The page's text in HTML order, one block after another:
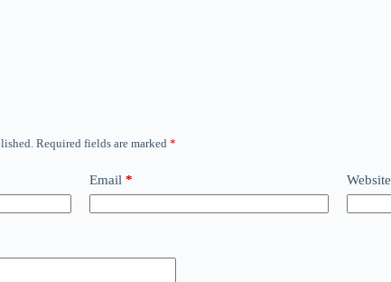
Required fields are marked *
Email * Website